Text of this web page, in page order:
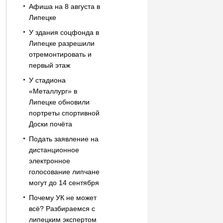
Афиша на 8 августа в
Липецке
У здания соцфонда в
Липецке разрешили
отремонтировать и
первый этаж
У стадиона
«Металлург» в
Липецке обновили
портреты спортивной
Доски почёта
Подать заявление на
дистанционное
электронное
голосование липчане
могут до 14 сентября
Почему УК не может
всё? Разбираемся с
липецким экспертом